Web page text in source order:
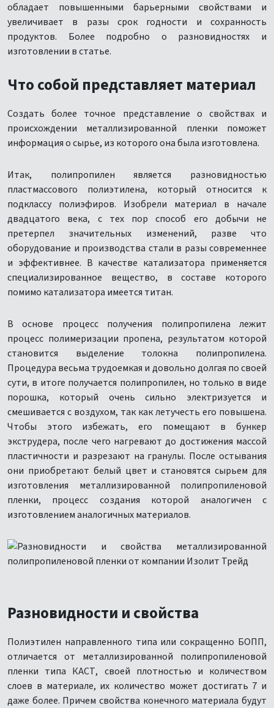
обладает повышенными барьерными свойствами и
увеличивает в разы срок годности и сохранность
продуктов. Более подробно о разновидностях и
изготовлении в статье.
Что собой представляет материал
Создать более точное представление о свойствах и
происхождении металлизированной пленки поможет
информация о сырье, из которого она была изготовлена.
Итак, полипропилен является разновидностью
пластмассового полиэтилена, который относится к
подклассу полиэфиров. Изобрели материал в начале
двадцатого века, с тех пор способ его добычи не
претерпел значительных изменений, разве что
оборудование и производства стали в разы современнее
и эффективнее. В качестве катализатора применяется
специализированное вещество, в составе которого
помимо катализатора имеется титан.
В основе процесс получения полипропилена лежит
процесс полимеризации пропена, результатом которой
становится выделение толокна полипропилена.
Процедура весьма трудоемкая и довольно долгая по своей
сути, в итоге получается полипропилен, но только в виде
порошка, который очень сильно электризуется и
смешивается с воздухом, так как летучесть его повышена.
Чтобы этого избежать, его помещают в бункер
экструдера, после чего нагревают до достижения массой
пластичности и разрезают на гранулы. После остывания
они приобретают белый цвет и становятся сырьем для
изготовления металлизированной полипропиленовой
пленки, процесс создания которой аналогичен с
изготовлением аналогичных материалов.
Разновидности и свойства
Полиэтилен направленного типа или сокращенно БОПП,
отличается от металлизированной полипропиленовой
пленки типа КАСТ, своей плотностью и количеством
слоев в материале, их количество может достигать 7 и
даже более. Причем свойства конечного материала будут